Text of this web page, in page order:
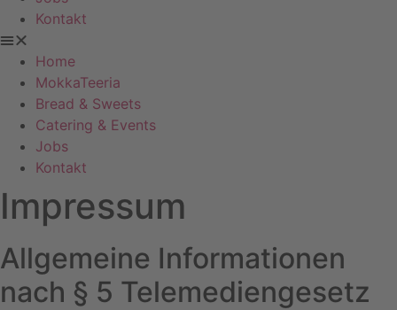
Kontakt
Home
MokkaTeeria
Bread & Sweets
Catering & Events
Jobs
Kontakt
Impressum
Allgemeine Informationen
nach § 5 Telemediengesetz